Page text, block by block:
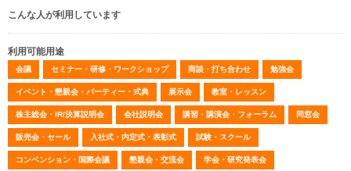
こんな人が利用しています
利用可能用途
会議 セミナー・研修・ワークショップ 商談・打ち合わせ 勉強会
イベント・懇親会・パーティー・式典 展示会 教室・レッスン
株主総会・IR/決算説明会 会社説明会 講習・講演会・フォーラム 同窓会
販売会・セール 入社式・内定式・表彰式 試験・スクール
コンベンション・国際会議 懇親会・交流会 学会・研究発表会